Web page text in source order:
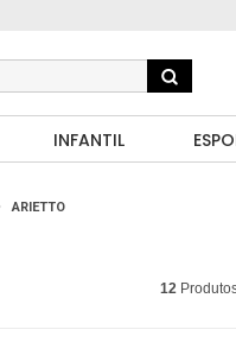
INFANTIL
ARIETTO
12